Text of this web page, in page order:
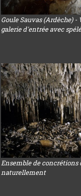
Goule Sauvas (Ardèche) -
galerie d'entrée avec
Ensemble de concrétions
naturellement